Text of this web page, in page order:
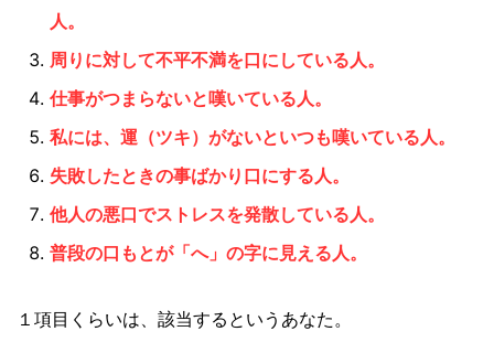
人。
周りに対して不平不満を口にしている人。
仕事がつまらないと嘆いている人。
私には、運（ツキ）がないといつも嘆いている人。
失敗したときの事ばかり口にする人。
他人の悪口でストレスを発散している人。
普段の口もとが「へ」の字に見える人。
１項目くらいは、該当するというあなた。